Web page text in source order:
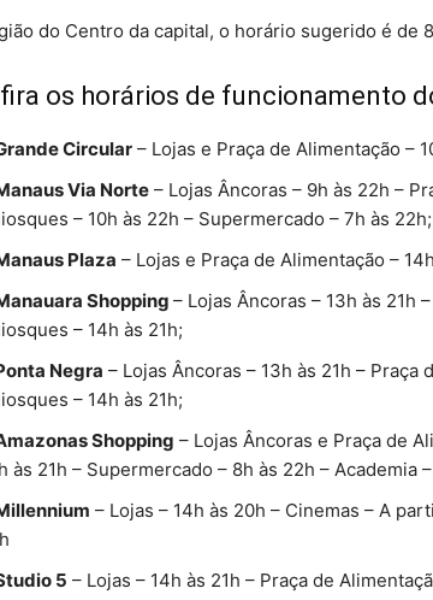
do Centro da capital, o horário sugerido é de
os horários de funcionamento
Circular – Lojas e Praça de Alimentação –
Via Norte – Lojas Âncoras – 9h às 22h –
– 10h às 22h – Supermercado – 7h às 22h;
Plaza – Lojas e Praça de Alimentação –
Shopping – Lojas Âncoras – 13h às 21h
– 14h às 21h;
Negra – Lojas Âncoras – 13h às 21h – Praça
– 14h às 21h;
Shopping – Lojas Âncoras e Praça de
às 21h – Supermercado – 8h às 22h – Academia
– Lojas – 14h às 20h – Cinemas – A
5 – Lojas – 14h às 21h – Praça de